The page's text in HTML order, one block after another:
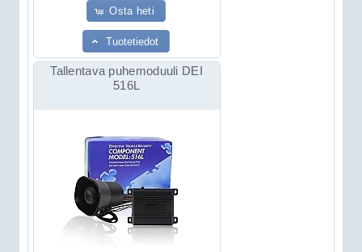
Osta heti
Tuotetiedot
Tallentava puhemoduuli DEI
516L